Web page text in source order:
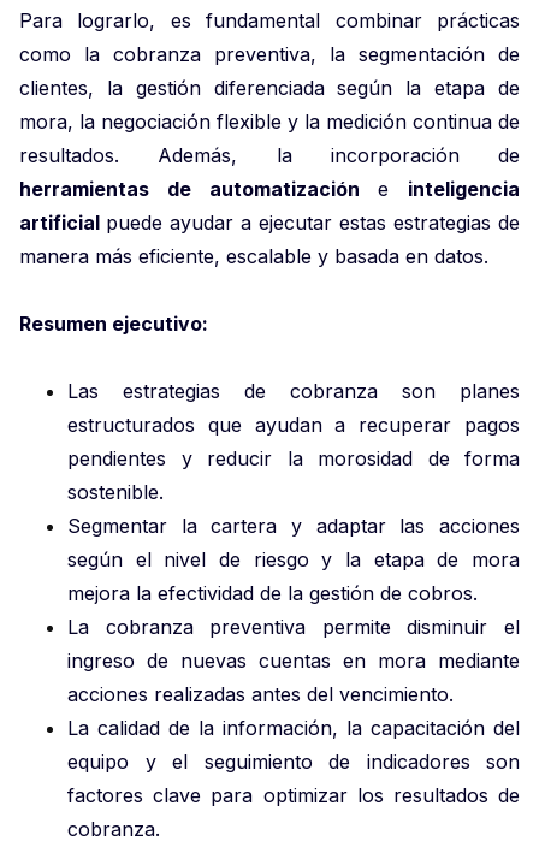
Para lograrlo, es fundamental combinar prácticas
como la cobranza preventiva, la segmentación de
clientes, la gestión diferenciada según la etapa de
mora, la negociación flexible y la medición continua de
resultados. Además, la incorporación de
herramientas de automatización e inteligencia
artificial puede ayudar a ejecutar estas estrategias de
manera más eficiente, escalable y basada en datos.
Resumen ejecutivo:
Las estrategias de cobranza son planes
estructurados que ayudan a recuperar pagos
pendientes y reducir la morosidad de forma
sostenible.
Segmentar la cartera y adaptar las acciones
según el nivel de riesgo y la etapa de mora
mejora la efectividad de la gestión de cobros.
La cobranza preventiva permite disminuir el
ingreso de nuevas cuentas en mora mediante
acciones realizadas antes del vencimiento.
La calidad de la información, la capacitación del
equipo y el seguimiento de indicadores son
factores clave para optimizar los resultados de
cobranza.